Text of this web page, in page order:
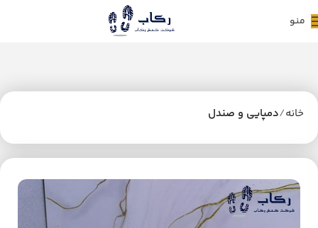
منو
خانه دمپایی و صندل